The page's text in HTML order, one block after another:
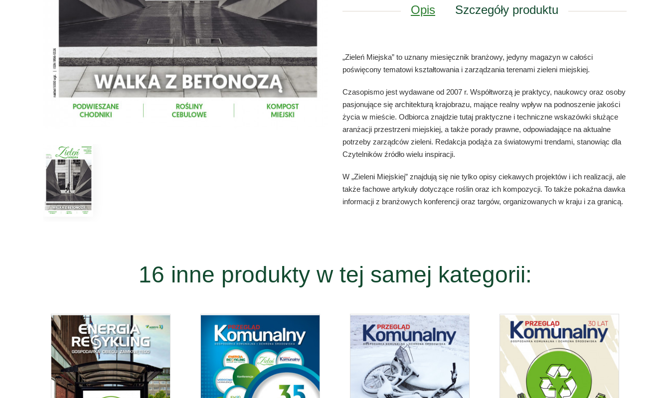
Opis Szczegóły produktu
„Zieleń Miejska” to uznany miesięcznik branżowy, jedyny magazyn w całości
poświęcony tematowi kształtowania i zarządzania terenami zieleni miejskiej.
Czasopismo jest wydawane od 2007 r. Współtworzą je praktycy, naukowcy oraz osoby
pasjonujące się architekturą krajobrazu, mające realny wpływ na podnoszenie jakości
życia w mieście. Odbiorca znajdzie tutaj praktyczne i techniczne wskazówki służące
aranżacji przestrzeni miejskiej, a także porady prawne, odpowiadające na aktualne
potrzeby zarządców zieleni. Redakcja podąża za światowymi trendami, stanowiąc dla
Czytelników źródło wielu inspiracji.
W „Zieleni Miejskiej” znajdują się nie tylko opisy ciekawych projektów i ich realizacji, ale
także fachowe artykuły dotyczące roślin oraz ich kompozycji. To także pokaźna dawka
informacji z branżowych konferencji oraz targów, organizowanych w kraju i za granicą.
16 inne produkty w tej samej kategorii: